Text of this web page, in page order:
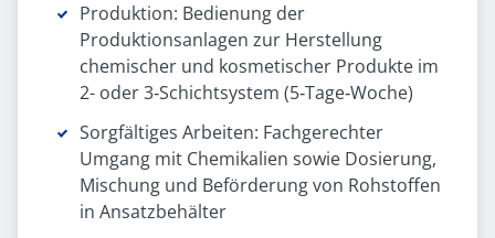
Produktion: Bedienung der
Produktionsanlagen zur Herstellung
chemischer und kosmetischer Produkte im
2- oder 3‑Schichtsystem (5‑Tage‑Woche)
Sorgfältiges Arbeiten: Fachgerechter
Umgang mit Chemikalien sowie Dosierung,
Mischung und Beförderung von Rohstoffen
in Ansatzbehälter